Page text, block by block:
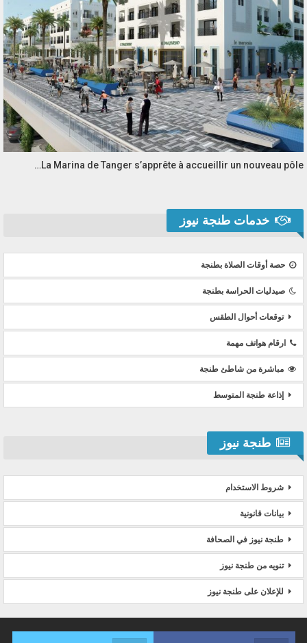
La Marina de Tanger s’apprête à accueillir un nouveau pôle…
خدمات طنجة نيوز
حصة أوقات الصلاة بطنجة
صيدليات الحراسة بطنجة
توقعات أحوال الطقس
ارقام هواتف مهمة
مباشرة من شاطئ طنجة
إذاعة طنجة المتوسط
طنجة نيوز
شروط الاستخدام
بيانات قانونية
طنجة نيوز في الصحافة
تنويه من طنجة نيوز
للإعلان على طنجة نيوز